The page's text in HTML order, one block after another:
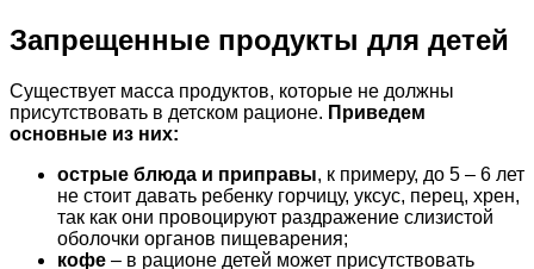
Запрещенные продукты для детей
Существует масса продуктов, которые не должны
присутствовать в детском рационе. Приведем
основные из них:
острые блюда и приправы, к примеру, до 5 – 6 лет
не стоит давать ребенку горчицу, уксус, перец, хрен,
так как они провоцируют раздражение слизистой
оболочки органов пищеварения;
кофе – в рационе детей может присутствовать